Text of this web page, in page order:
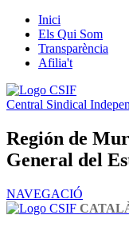
Inici
Els Qui Som
Transparència
Afilia't
Central Sindical
Región de
General del
NAVEGACIÓ